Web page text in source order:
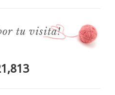
tu visita!